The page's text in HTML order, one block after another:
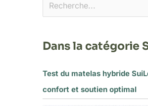
Dans la catégorie
Test du matelas hybride
confort et soutien optimal